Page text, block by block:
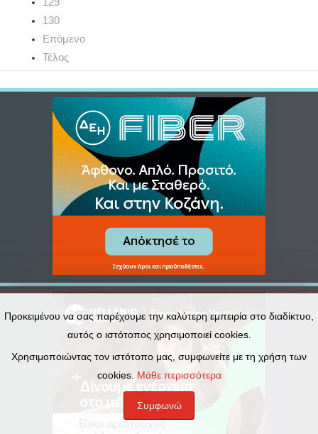
130
Επόμενο
Τέλος
Προκειμένου να σας παρέχουμε την καλύτερη εμπειρία στο διαδίκτυο,
αυτός ο ιστότοπος χρησιμοποιεί cookies.
Χρησιμοποιώντας τον ιστότοπο μας, συμφωνείτε με τη χρήση των
cookies. Μάθε περισσότερα
Συμφωνώ